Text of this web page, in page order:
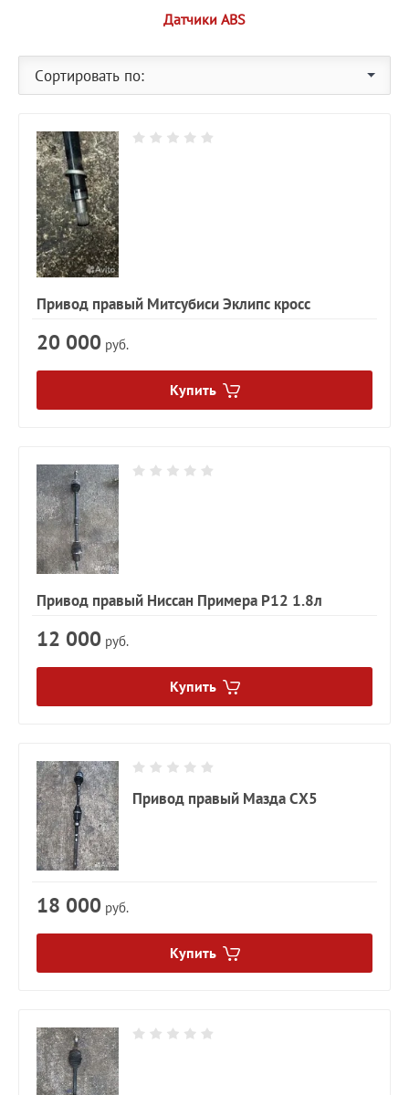
Датчики ABS
Сортировать по:
Привод правый Митсубиси Эклипс кросс
20 000 руб.
Купить
Привод правый Ниссан Примера P12 1.8л
12 000 руб.
Купить
Привод правый Мазда CX5
18 000 руб.
Купить